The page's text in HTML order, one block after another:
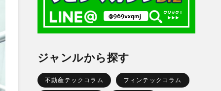
ジャンルから探す
不動産テックコラム フィンテックコラム